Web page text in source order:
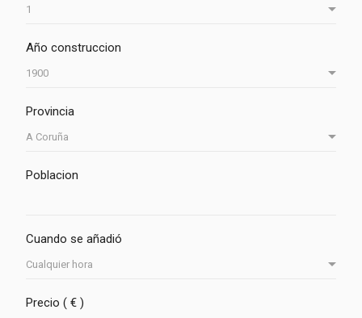
Año construccion
Provincia
Poblacion
Cuando se añadió
Precio ( € )